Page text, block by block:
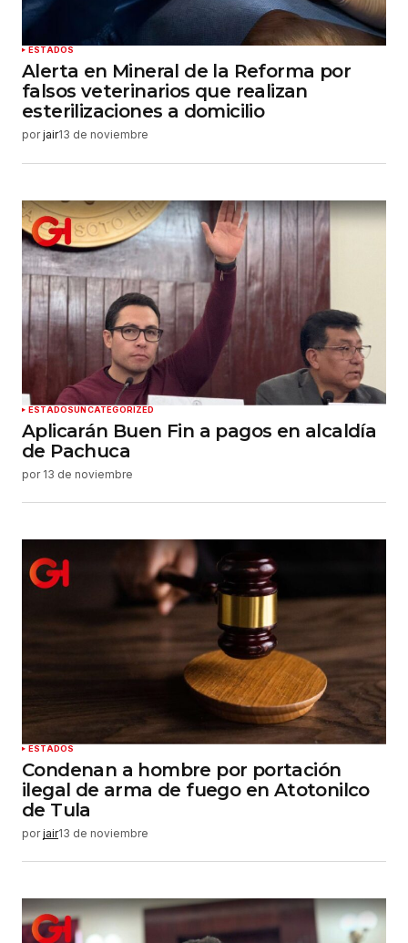
ESTADOS
Alerta en Mineral de la Reforma por
falsos veterinarios que realizan
esterilizaciones a domicilio
por jair13 de noviembre
ESTADOSUNCATEGORIZED
Aplicarán Buen Fin a pagos en alcaldía
de Pachuca
por 13 de noviembre
ESTADOS
Condenan a hombre por portación
ilegal de arma de fuego en Atotonilco
de Tula
por jair13 de noviembre